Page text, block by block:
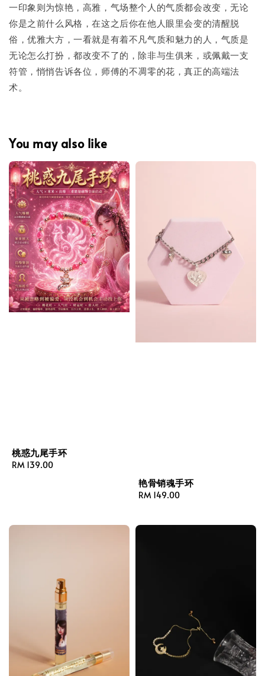
一印象则为惊艳，高雅，气场整个人的气质都会改变，无论
你是之前什么风格，在这之后你在他人眼里会变的清醒脱
俗，优雅大方，一看就是有着不凡气质和魅力的人，气质是
无论怎么打扮，都改变不了的，除非与生俱来，或佩戴一支
符管，悄悄告诉各位，师傅的不凋零的花，真正的高端法
术。
You may also like
桃惑九尾手环
Regular
RM 139.00
艳骨销魂手环
Regular
RM 149.00